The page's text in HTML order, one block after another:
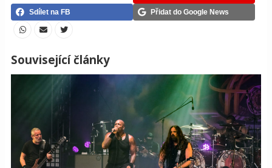
Sdílet na FB
Přidat do Google News
Související články